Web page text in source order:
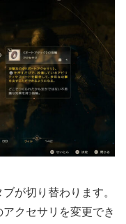
が切り替わります。
クセサリを変更でき